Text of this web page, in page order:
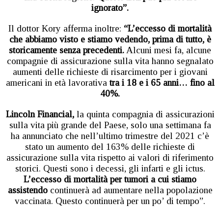
ignorato”.
Il dottor Kory afferma inoltre: “L’eccesso di mortalità
che abbiamo visto e stiamo vedendo, prima di tutto, è
storicamente senza precedenti.Alcuni mesi fa, alcune
compagnie di assicurazione sulla vita hanno segnalato
aumenti delle richieste di risarcimento per i giovani
americani in età lavorativatra i 18 e i 65 anni… fino al
40%.
Lincoln Financial,la quinta compagnia di assicurazioni
sulla vita più grande del Paese, solo una settimana fa
ha annunciato che nell’ultimo trimestre del 2021 c’è
stato un aumento del 163% delle richieste di
assicurazione sulla vita rispetto ai valori di riferimento
storici. Questi sono i decessi, gli infarti e gli ictus.
L’eccesso di mortalità per tumori a cui stiamo
assistendocontinuerà ad aumentare nella popolazione
vaccinata. Questo continuerà per un po’ di tempo”.